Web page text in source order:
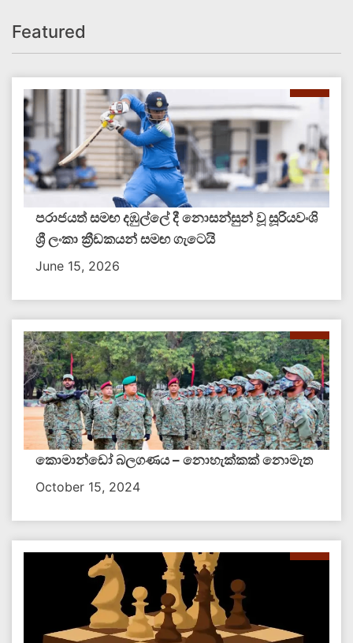
Featured
පරාජයත් සමඟ දඹුල්ලේ දී නොසන්සුන් වූ සූරියවංශි
ශ්‍රී ලංකා ක්‍රීඩකයන් සමඟ ගැටෙයි
June 15, 2026
කොමාන්ඩෝ බලගණය – නොහැක්කක් නොමැත​
October 15, 2024